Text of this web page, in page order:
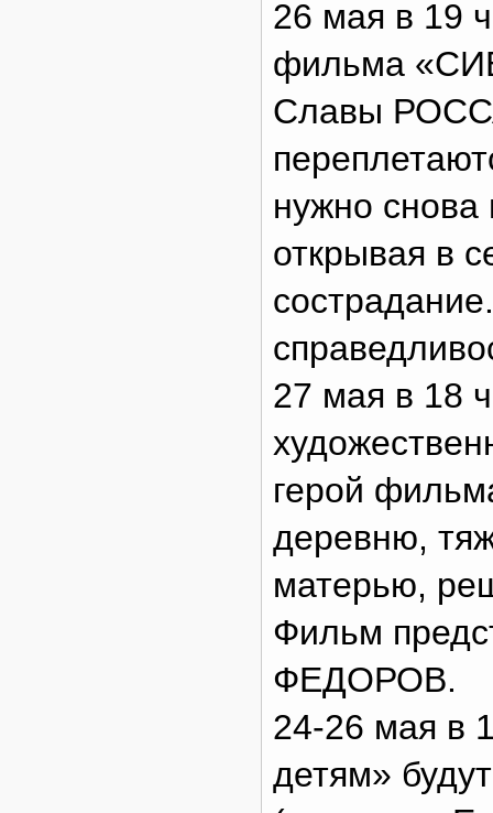
26 мая в 19
фильма
Славы
нужно снова
открывая в
27 мая в 18
герой
деревню,
матерью,
Фильм
ФЕДОРОВ.
24-26 мая в
детям»